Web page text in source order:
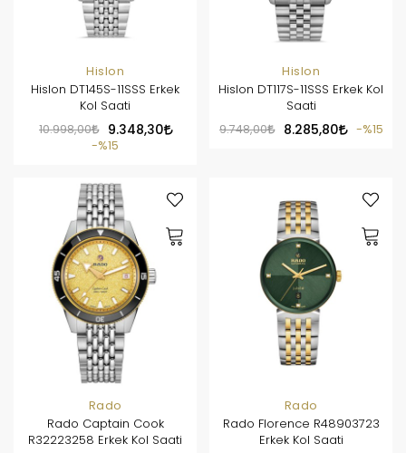
Hislon
Hislon DT145S-11SSS Erkek
Kol Saati
10.998,00
9.348,30
%15
Hislon
Hislon DT117S-11SSS Erkek Kol
Saati
9.748,00
8.285,80 %15
Rado
Rado Captain Cook
R32223258 Erkek Kol Saati
Rado
Rado Florence R48903723
Erkek Kol Saati